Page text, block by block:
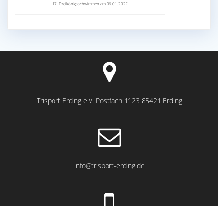
17. Dreikönigsschwimmen am 06.01.2027
Trisport Erding e.V. Postfach 1123 85421 Erding
info@trisport-erding.de